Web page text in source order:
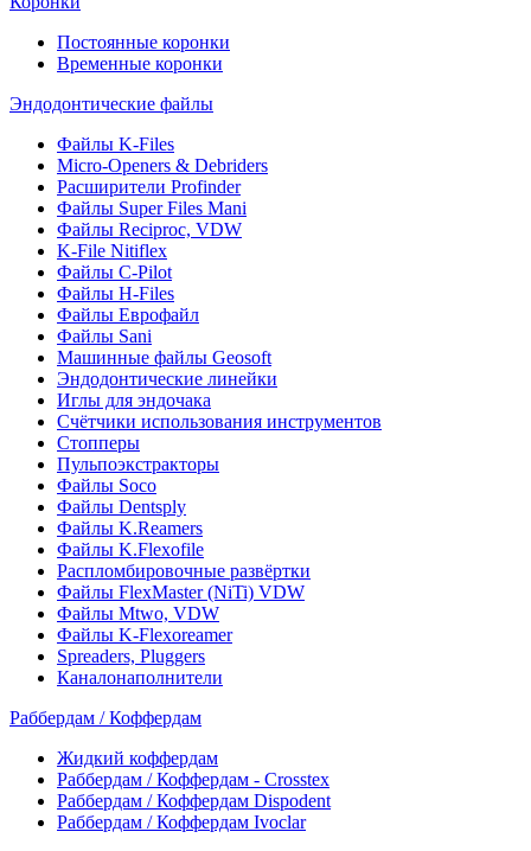
Постоянные коронки
Временные коронки
Эндодонтические файлы
Файлы K-Files
Micro-Openers & Debriders
Расширители Profinder
Файлы Super Files Mani
Файлы Reciproc, VDW
K-File Nitiflex
Файлы C-Pilot
Файлы H-Files
Файлы Еврофайл
Файлы Sani
Машинные файлы Geosoft
Эндодонтические линейки
Иглы для эндочака
Счётчики использования инструментов
Стопперы
Пульпоэкстракторы
Файлы Soco
Файлы Dentsply
Файлы K.Reamers
Файлы K.Flexofile
Распломбировочные развёртки
Файлы FlexMaster (NiTi) VDW
Файлы Mtwo, VDW
Файлы K-Flexoreamer
Spreaders, Pluggers
Каналонаполнители
Раббердам / Коффердам
Жидкий коффердам
Раббердам / Коффердам - Crosstex
Раббердам / Коффердам Dispodent
Раббердам / Коффердам Ivoclar